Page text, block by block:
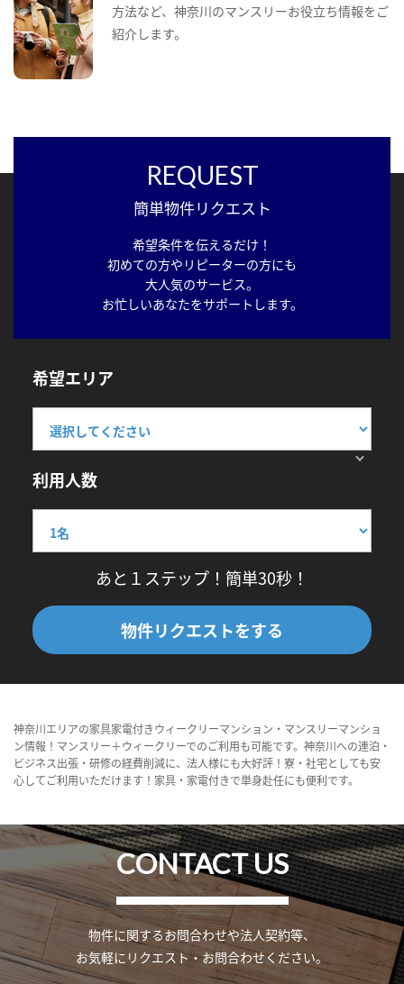
方法など、神奈川のマンスリーお役立ち情報をご
紹介します。
REQUEST
簡単物件リクエスト
希望条件を伝えるだけ！
初めての方やリピーターの方にも
大人気のサービス。
お忙しいあなたをサポートします。
希望エリア
利用人数
あと１ステップ！簡単30秒！
物件リクエストをする
神奈川エリアの家具家電付きウィークリーマンション・マンスリーマンショ
ン情報！マンスリー＋ウィークリーでのご利用も可能です。神奈川への連泊・
ビジネス出張・研修の経費削減に、法人様にも大好評！寮・社宅としても安
心してご利用いただけます！家具・家電付きで単身赴任にも便利です。
CONTACT US
物件に関するお問合わせや法人契約等、
お気軽にリクエスト・お問合わせください。